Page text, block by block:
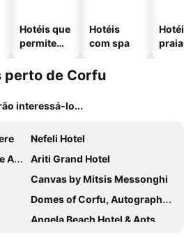
Hotéis que
permitem
Hotéis
com spa
praia
perto de Corfu
interessá-lo...
Nefeli Hotel
Ariti Grand Hotel
Canvas by Mitsis Messonghi
Domes of Corfu, Autograph Collection
Angela Beach Hotel & Apts